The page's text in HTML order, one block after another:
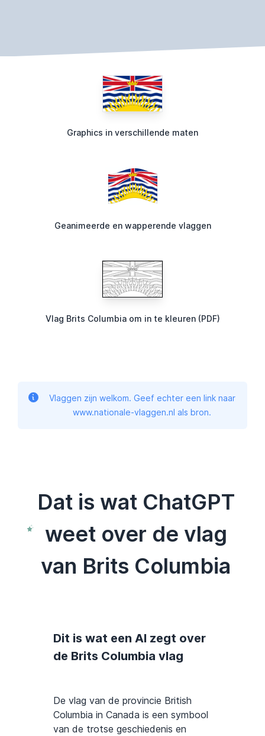
Graphics in verschillende maten
Geanimeerde en wapperende vlaggen
Vlag Brits Columbia om in te kleuren (PDF)
Vlaggen zijn welkom. Geef echter een link naar
www.nationale-vlaggen.nl als bron.
Dat is wat ChatGPT
weet over de vlag
van Brits Columbia
Dit is wat een AI zegt over
de Brits Columbia vlag
De vlag van de provincie British
Columbia in Canada is een symbool
van de trotse geschiedenis en